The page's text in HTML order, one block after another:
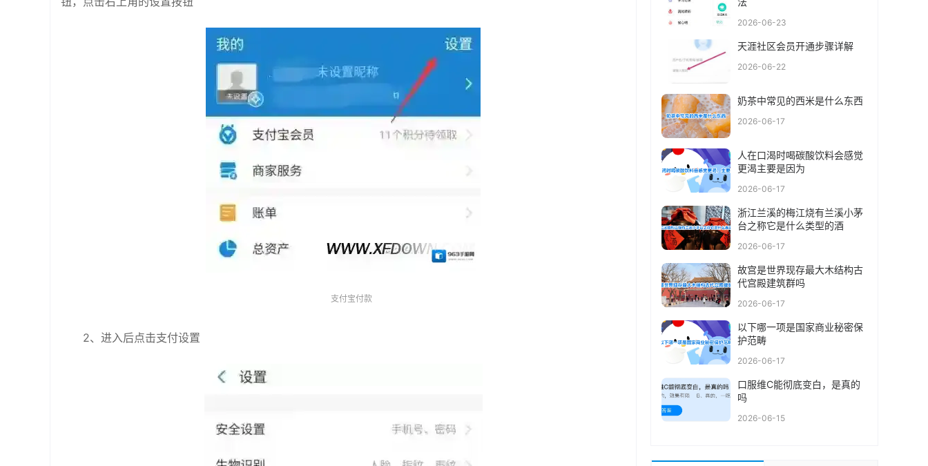
支付宝付款
2、进入后点击支付设置
2026-06-23
天涯社区会员开通步骤详解
2026-06-22
奶茶中常见的西米是什么东西
2026-06-17
人在口渴时喝碳酸饮料会感觉
更渴主要是因为
2026-06-17
浙江兰溪的梅江烧有兰溪小茅
台之称它是什么类型的酒
2026-06-17
故宫是世界现存最大木结构古
代宫殿建筑群吗
2026-06-17
以下哪一项是国家商业秘密保
护范畴
2026-06-17
口服维C能彻底变白，是真的
吗
2026-06-15